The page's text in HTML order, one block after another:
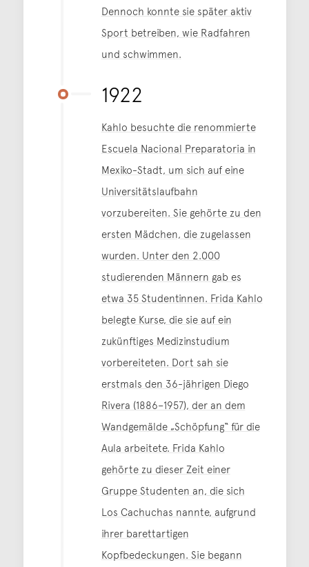
Dennoch konnte sie später aktiv
Sport betreiben, wie Radfahren
und schwimmen.
1922
Kahlo besuchte die renommierte
Escuela Nacional Preparatoria in
Mexiko-Stadt, um sich auf eine
Universitätslaufbahn
vorzubereiten. Sie gehörte zu den
ersten Mädchen, die zugelassen
wurden. Unter den 2.000
studierenden Männern gab es
etwa 35 Studentinnen. Frida Kahlo
belegte Kurse, die sie auf ein
zukünftiges Medizinstudium
vorbereiteten. Dort sah sie
erstmals den 36-jährigen Diego
Rivera (1886–1957), der an dem
Wandgemälde „Schöpfung“ für die
Aula arbeitete. Frida Kahlo
gehörte zu dieser Zeit einer
Gruppe Studenten an, die sich
Los Cachuchas nannte, aufgrund
ihrer barettartigen
Kopfbedeckungen. Sie begann